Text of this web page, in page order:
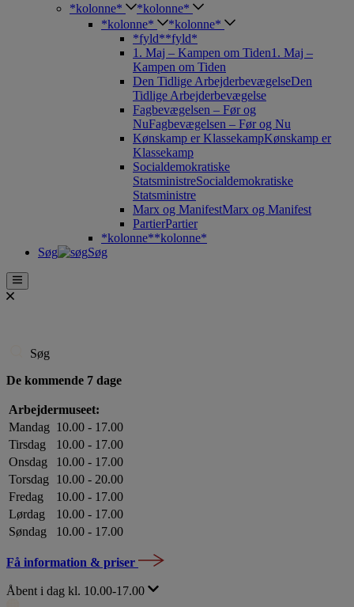
*kolonne*
*kolonne*
*kolonne*
*kolonne*
*fyld**fyld*
1. Maj – Kampen om Tiden1. Maj –
Kampen om Tiden
Den Tidlige ArbejderbevægelseDen
Tidlige Arbejderbevægelse
Fagbevægelsen – Før og
NuFagbevægelsen – Før og Nu
Kønskamp er KlassekampKønskamp er
Klassekamp
Socialdemokratiske
StatsministreSocialdemokratiske
Statsministre
Marx og ManifestMarx og Manifest
PartierPartier
*kolonne**kolonne*
Søg
Søg
Søg
De kommende 7 dage
Arbejdermuseet:
Mandag 10.00 - 17.00
Tirsdag
10.00 - 17.00
Onsdag
10.00 - 17.00
Torsdag
10.00 - 20.00
Fredag
10.00 - 17.00
Lørdag
10.00 - 17.00
Søndag
10.00 - 17.00
Få information & priser
Åbent i dag kl. 10.00-17.00